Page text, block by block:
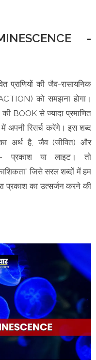
-
प्राणियों की जैव-रासायनिक
को समझना होगा।
BOOK से ज्यादा प्रमाणित
अपनी रिसर्च करेंगे। इस शब्द
अर्थ है, जैव (जीवित) और
प्रकाश या लाइट। तो
जिसे सरल शब्दों में हम
प्रकाश का उत्सर्जन करने की